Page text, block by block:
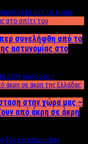
συνελήφθη από το
αστυνομίας στο
στην χώρα μας –
από άκρη σε άκρη